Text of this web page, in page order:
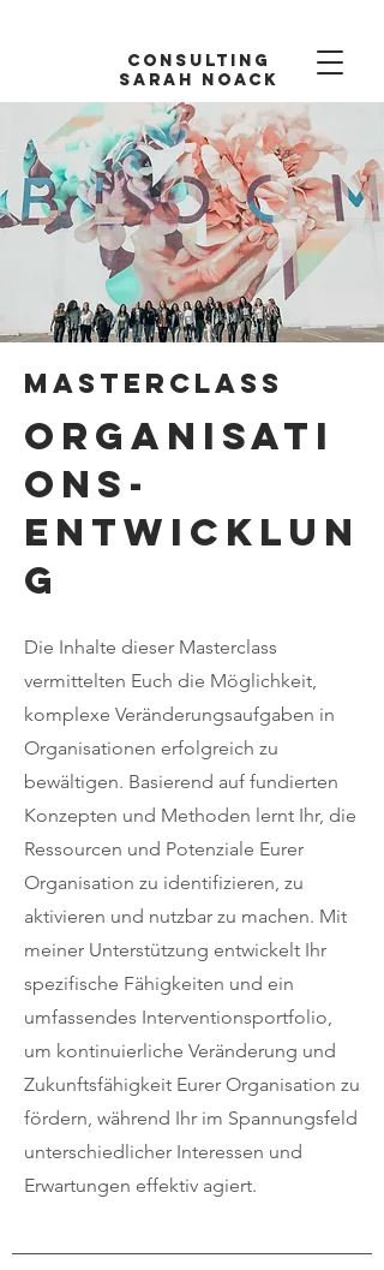
Consulting
Sarah Noack
Masterclass
Organisati
ons-
entwicklun
g
Die Inhalte dieser Masterclass
vermittelten Euch die Möglichkeit,
komplexe Veränderungsaufgaben in
Organisationen erfolgreich zu
bewältigen. Basierend auf fundierten
Konzepten und Methoden lernt Ihr, die
Ressourcen und Potenziale Eurer
Organisation zu identifizieren, zu
aktivieren und nutzbar zu machen. Mit
meiner Unterstützung entwickelt Ihr
spezifische Fähigkeiten und ein
umfassendes Interventionsportfolio,
um kontinuierliche Veränderung und
Zukunftsfähigkeit Eurer Organisation zu
fördern, während Ihr im Spannungsfeld
unterschiedlicher Interessen und
Erwartungen effektiv agiert.